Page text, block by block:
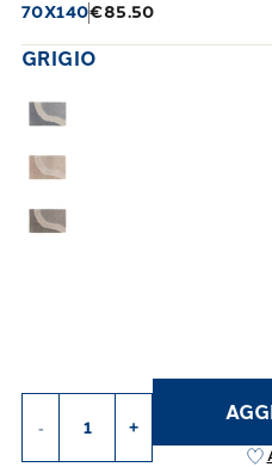
70X140€85.50
GRIGIO
- +